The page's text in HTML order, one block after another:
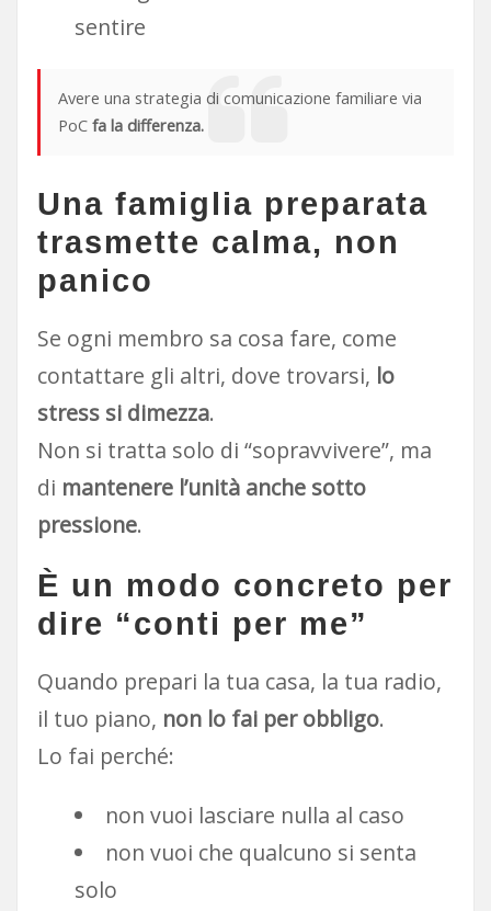
sentire
Avere una strategia di comunicazione familiare via
PoCfa la differenza.
Una famiglia preparata
trasmette calma, non
panico
Se ogni membro sa cosa fare, come
contattare gli altri, dove trovarsi, lo
stress si dimezza.
Non si tratta solo di “sopravvivere”, ma
di mantenere l’unità anche sotto
pressione.
È un modo concreto per
dire “conti per me”
Quando prepari la tua casa, la tua radio,
il tuo piano, non lo fai per obbligo.
Lo fai perché:
non vuoi lasciare nulla al caso
non vuoi che qualcuno si senta
solo